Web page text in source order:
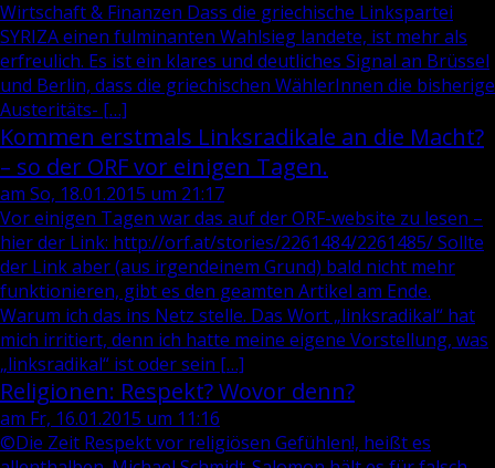
Wirtschaft & Finanzen Dass die griechische Linkspartei
SYRIZA einen fulminanten Wahlsieg landete, ist mehr als
erfreulich. Es ist ein klares und deutliches Signal an Brüssel
und Berlin, dass die griechischen WählerInnen die bisherige
Austeritäts- […]
Kommen erstmals Linksradikale an die Macht?
– so der ORF vor einigen Tagen.
am So, 18.01.2015 um 21:17
Vor einigen Tagen war das auf der ORF-website zu lesen –
hier der Link: http://orf.at/stories/2261484/2261485/ Sollte
der Link aber (aus irgendeinem Grund) bald nicht mehr
funktionieren, gibt es den geamten Artikel am Ende.
Warum ich das ins Netz stelle. Das Wort „linksradikal“ hat
mich irritiert, denn ich hatte meine eigene Vorstellung, was
„linksradikal“ ist oder sein […]
Religionen: Respekt? Wovor denn?
am Fr, 16.01.2015 um 11:16
©Die Zeit Respekt vor religiösen Gefühlen!, heißt es